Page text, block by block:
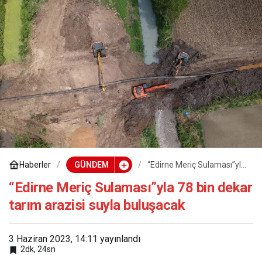
Haberler GÜNDEM
“Edirne Meriç Sulaması”yla
suyla buluşacak
“Edirne Meriç Sulaması”yla 78 bin dekar
tarım arazisi suyla buluşacak
3 Haziran 2023, 14:11 yayınlandı
2dk, 24sn